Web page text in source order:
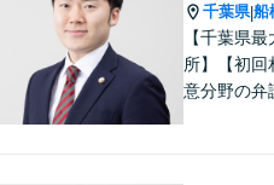
千葉県|船
【千葉県
所】【初回
意分野の弁